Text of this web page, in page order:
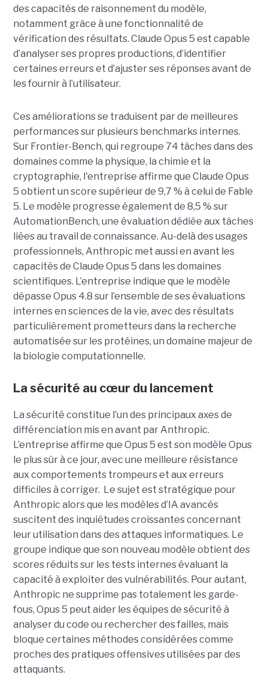
des capacités de raisonnement du modèle,
notamment grâce à une fonctionnalité de
vérification des résultats. Claude Opus 5 est capable
d’analyser ses propres productions, d’identifier
certaines erreurs et d’ajuster ses réponses avant de
les fournir à l’utilisateur.
Ces améliorations se traduisent par de meilleures
performances sur plusieurs benchmarks internes.
Sur Frontier-Bench, qui regroupe 74 tâches dans des
domaines comme la physique, la chimie et la
cryptographie, l'entreprise affirme que Claude Opus
5 obtient un score supérieur de 9,7 % à celui de Fable
5. Le modèle progresse également de 8,5 % sur
AutomationBench, une évaluation dédiée aux tâches
liées au travail de connaissance. Au-delà des usages
professionnels, Anthropic met aussi en avant les
capacités de Claude Opus 5 dans les domaines
scientifiques. L’entreprise indique que le modèle
dépasse Opus 4.8 sur l’ensemble de ses évaluations
internes en sciences de la vie, avec des résultats
particulièrement prometteurs dans la recherche
automatisée sur les protéines, un domaine majeur de
la biologie computationnelle.
La sécurité au cœur du lancement
La sécurité constitue l’un des principaux axes de
différenciation mis en avant par Anthropic.
L’entreprise affirme que Opus 5 est son modèle Opus
le plus sûr à ce jour, avec une meilleure résistance
aux comportements trompeurs et aux erreurs
difficiles à corriger. Le sujet est stratégique pour
Anthropic alors que les modèles d’IA avancés
suscitent des inquiétudes croissantes concernant
leur utilisation dans des attaques informatiques. Le
groupe indique que son nouveau modèle obtient des
scores réduits sur les tests internes évaluant la
capacité à exploiter des vulnérabilités. Pour autant,
Anthropic ne supprime pas totalement les garde-
fous, Opus 5 peut aider les équipes de sécurité à
analyser du code ou rechercher des failles, mais
bloque certaines méthodes considérées comme
proches des pratiques offensives utilisées par des
attaquants.